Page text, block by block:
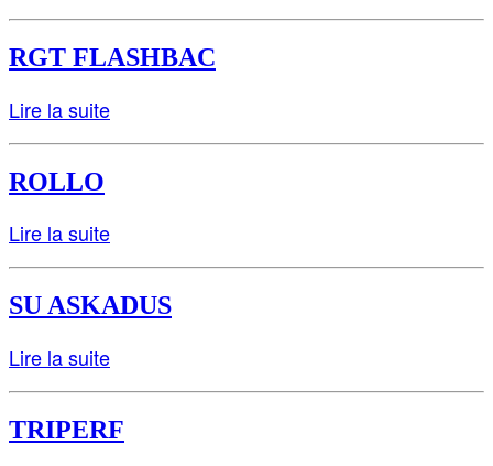
RGT FLASHBAC
Lire la suite
ROLLO
Lire la suite
SU ASKADUS
Lire la suite
TRIPERF